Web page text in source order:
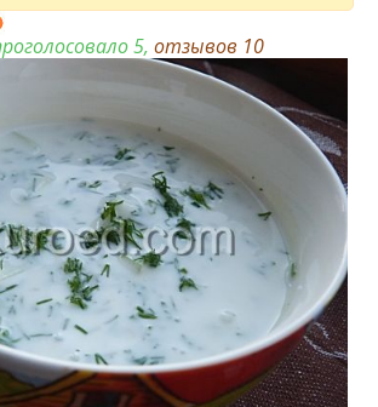
5, отзывов 10